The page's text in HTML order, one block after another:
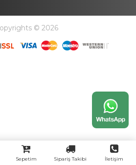
© 2026
Sepetim Sipariş Takibi İletişim